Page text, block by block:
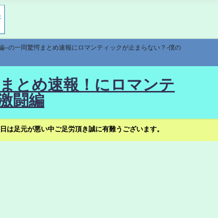
の一同驚愕まとめ速報にロマンティックが止まらない？-僕の
とめ速報！にロマンテ
闘編
足元が悪い中ご足労頂き誠に有難うございます。